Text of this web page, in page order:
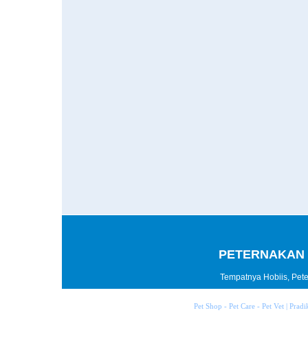
Tempatnya Hobiis,
Pet Shop - Pet Care - Pet Vet |